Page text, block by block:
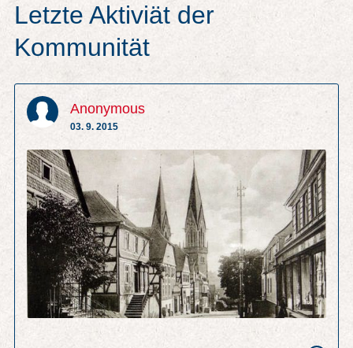
Letzte Aktiviät der
Kommunität
Anonymous
03. 9. 2015